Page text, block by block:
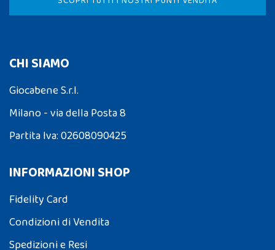
CHI SIAMO
Giocabene S.r.l.
Milano - via della Posta 8
Partita Iva: 02608090425
INFORMAZIONI SHOP
Fidelity Card
Condizioni di Vendita
Spedizioni e Resi